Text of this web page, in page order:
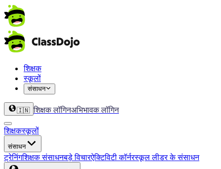
शिक्षक
स्कूलों
संसाधन
🇮🇳 शिक्षक लॉगिनअभिभावक लॉगिन
शिक्षकस्कूलों
संसाधन
ट्रेनिंगशिक्षक संसाधनबड़े विचारऐक्टिविटी कॉर्नरस्कूल लीडर के संसाधन